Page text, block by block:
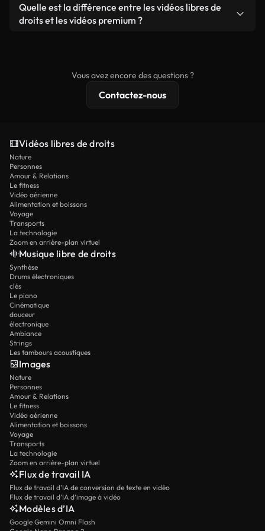
que produit autonome.
prêtes à l'emploi.
Oui. Vous pouvez librement découper, recadrer ou
remixer nos vidéos. Assurez-vous simplement que
Quelle est la différence entre les vidéos libres de
droits et les vidéos premium ?
résolution 4K et des protections de licence
Vous avez encore des questions ?
Contactez-nous
Vidéos libres de droits
Nature
Personnes
Amour & Relations
Le fitness
Vidéo aérienne
Alimentation et boissons
Voyage
Transports
La technologie
Zoom en arrière-plan virtuel
Musique libre de droits
Synthèse
Drums électroniques
clés
Le piano
Cinématique
douceur
électronique
Ambiance
Strings
Les tambours acoustiques
Images
Nature
Personnes
Amour & Relations
Le fitness
Vidéo aérienne
Alimentation et boissons
Voyage
Transports
La technologie
Zoom en arrière-plan virtuel
Flux de travail IA
Flux de travail d’IA de conversion de texte en vidéo
Flux de travail d’IA d’image à vidéo
Modèles d’IA
Google Gemini Omni Flash